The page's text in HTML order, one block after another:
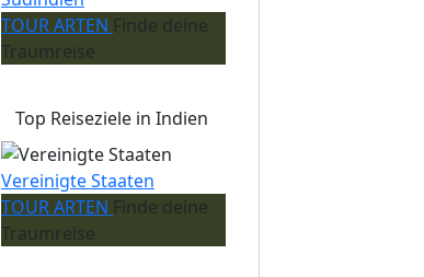
TOUR ARTEN Finde deine
Traumreise
Top Reiseziele in Indien
Vereinigte Staaten
TOUR ARTEN Finde deine
Traumreise